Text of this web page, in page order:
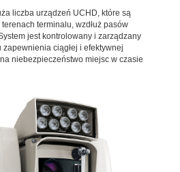
liczba urządzeń UCHD, które są
terminalu, wzdłuż pasów
jest kontrolowany i zarządzany
ciągłej i efektywnej
niebezpieczeństwo miejsc w czasie